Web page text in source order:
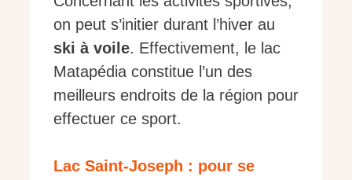
on peut s’initier durant l’hiver au
ski à voile. Effectivement, le lac
Matapédia constitue l’un des
meilleurs endroits de la région pour
effectuer ce sport.
Lac Saint-Joseph : pour se